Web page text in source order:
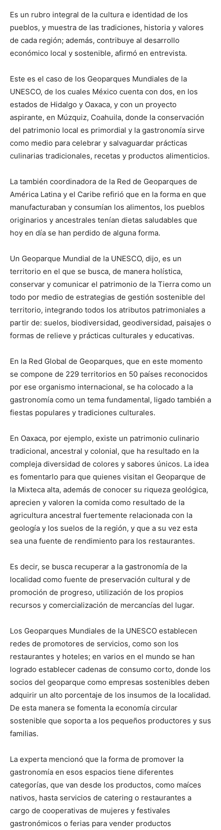
Es un rubro integral de la cultura e identidad de los
pueblos, y muestra de las tradiciones, historia y valores
de cada región; además, contribuye al desarrollo
económico local y sostenible, afirmó en entrevista.
Este es el caso de los Geoparques Mundiales de la
UNESCO, de los cuales México cuenta con dos, en los
estados de Hidalgo y Oaxaca, y con un proyecto
aspirante, en Múzquiz, Coahuila, donde la conservación
del patrimonio local es primordial y la gastronomía sirve
como medio para celebrar y salvaguardar prácticas
culinarias tradicionales, recetas y productos alimenticios.
La también coordinadora de la Red de Geoparques de
América Latina y el Caribe refirió que en la forma en que
manufacturaban y consumían los alimentos, los pueblos
originarios y ancestrales tenían dietas saludables que
hoy en día se han perdido de alguna forma.
Un Geoparque Mundial de la UNESCO, dijo, es un
territorio en el que se busca, de manera holística,
conservar y comunicar el patrimonio de la Tierra como un
todo por medio de estrategias de gestión sostenible del
territorio, integrando todos los atributos patrimoniales a
partir de: suelos, biodiversidad, geodiversidad, paisajes o
formas de relieve y prácticas culturales y educativas.
En la Red Global de Geoparques, que en este momento
se compone de 229 territorios en 50 países reconocidos
por ese organismo internacional, se ha colocado a la
gastronomía como un tema fundamental, ligado también a
fiestas populares y tradiciones culturales.
En Oaxaca, por ejemplo, existe un patrimonio culinario
tradicional, ancestral y colonial, que ha resultado en la
compleja diversidad de colores y sabores únicos. La idea
es fomentarlo para que quienes visitan el Geoparque de
la Mixteca alta, además de conocer su riqueza geológica,
aprecien y valoren la comida como resultado de la
agricultura ancestral fuertemente relacionada con la
geología y los suelos de la región, y que a su vez esta
sea una fuente de rendimiento para los restaurantes.
Es decir, se busca recuperar a la gastronomía de la
localidad como fuente de preservación cultural y de
promoción de progreso, utilización de los propios
recursos y comercialización de mercancías del lugar.
Los Geoparques Mundiales de la UNESCO establecen
redes de promotores de servicios, como son los
restaurantes y hoteles; en varios en el mundo se han
logrado establecer cadenas de consumo corto, donde los
socios del geoparque como empresas sostenibles deben
adquirir un alto porcentaje de los insumos de la localidad.
De esta manera se fomenta la economía circular
sostenible que soporta a los pequeños productores y sus
familias.
La experta mencionó que la forma de promover la
gastronomía en esos espacios tiene diferentes
categorías, que van desde los productos, como maíces
nativos, hasta servicios de catering o restaurantes a
cargo de cooperativas de mujeres y festivales
gastronómicos o ferias para vender productos